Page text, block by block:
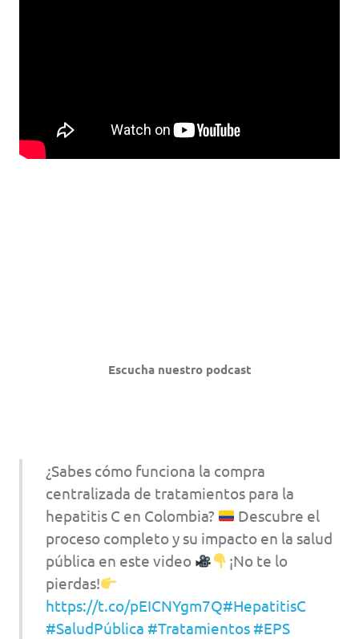
Escucha nuestro podcast
¿Sabes cómo funciona la compra
centralizada de tratamientos para la
hepatitis C en Colombia?
Descubre el
proceso completo y su impacto en la salud
pública en este video
¡No te lo
pierdas!
https://t.co/pEICNYgm7Q#HepatitisC
#SaludPública #Tratamientos #EPS